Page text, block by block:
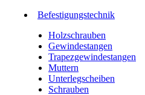
Befesti­gungstechnik
Holzschrauben
Gewindestangen
Trapezgewindestangen
Muttern
Unterlegscheiben
Schrauben